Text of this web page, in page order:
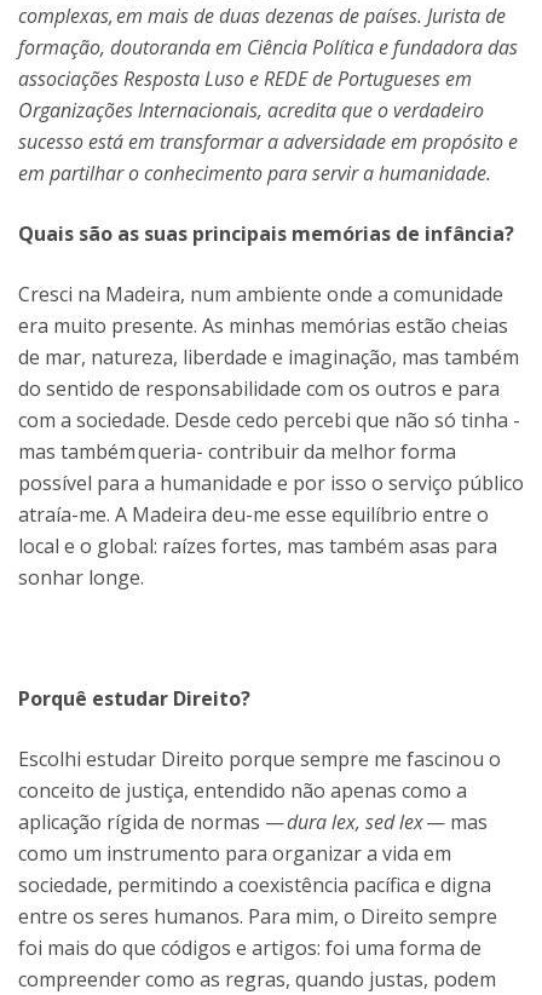
complexas, em mais de duas dezenas de países. Jurista de
formação, doutoranda em Ciência Política e fundadora das
associações Resposta Luso e REDE de Portugueses em
Organizações Internacionais, acredita que o verdadeiro
sucesso está em transformar a adversidade em propósito e
em partilhar o conhecimento para servir a humanidade.
Quais são as suas principais memórias de infância?
Cresci na Madeira, num ambiente onde a comunidade
era muito presente. As minhas memórias estão cheias
de mar, natureza, liberdade e imaginação, mas também
do sentido de responsabilidade com os outros e para
com a sociedade. Desde cedo percebi que não só tinha -
mas também queria- contribuir da melhor forma
possível para a humanidade e por isso o serviço público
atraía-me. A Madeira deu-me esse equilíbrio entre o
local e o global: raízes fortes, mas também asas para
sonhar longe.
Porquê estudar Direito?
Escolhi estudar Direito porque sempre me fascinou o
conceito de justiça, entendido não apenas como a
aplicação rígida de normas —dura lex, sed lex— mas
como um instrumento para organizar a vida em
sociedade, permitindo a coexistência pacífica e digna
entre os seres humanos. Para mim, o Direito sempre
foi mais do que códigos e artigos: foi uma forma de
compreender como as regras, quando justas, podem